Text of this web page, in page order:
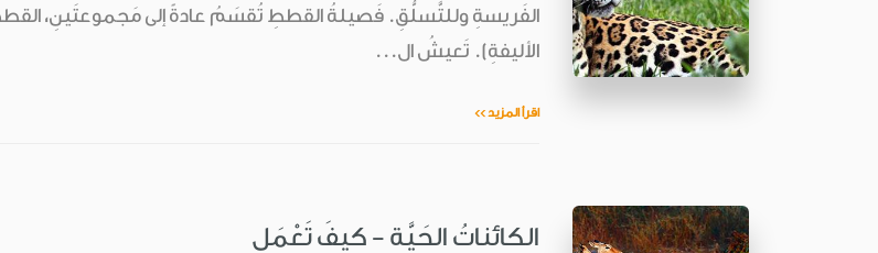
الفَريسةِ وللتَّسلُّقِ. فَصيلةُ القططِ تُقسَمُ عادةً إلى مَجموعتَينِ،
الأليفةِ). تَعيشُ ال...
اقرأ المزيد >>
الكائناتُ الحَيَّة - كيفَ تَعْمَل